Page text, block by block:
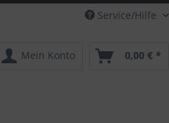
Service/Hilfe
Mein Konto 0,00 € *